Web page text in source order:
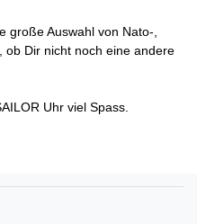
große Auswahl von Nato-,
Dir nicht noch eine andere
Uhr viel Spass.